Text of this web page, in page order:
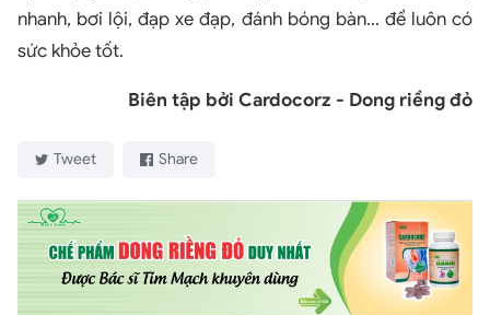
nhanh, bơi lội, đạp xe đạp, đánh bóng bàn... để luôn có
sức khỏe tốt.
Biên tập bởi Cardocorz - Dong riềng đỏ
Tweet Share